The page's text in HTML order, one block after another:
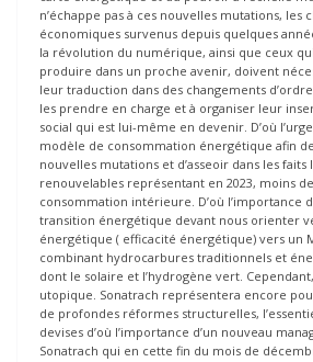
n’échappe pas à ces nouvelles mutations, les
économiques survenus depuis quelques
la révolution du numérique, ainsi que ceux
produire dans un proche avenir, doivent
leur traduction dans des changements
les prendre en charge et à organiser leur
social qui est lui-même en devenir. D’où
modèle de consommation énergétique afin
nouvelles mutations et d’asseoir dans les faits
renouvelables représentant en 2023, moins
consommation intérieure. D’où l’importance
transition énergétique devant nous orienter
énergétique ( efficacité énergétique) vers un
combinant hydrocarbures traditionnels et
dont le solaire et l’hydrogène vert.
utopique. Sonatrach représentera encore
de profondes réformes structurelles,
devises d’où l’importance d’un nouveau
Sonatrach qui en cette fin du mois de